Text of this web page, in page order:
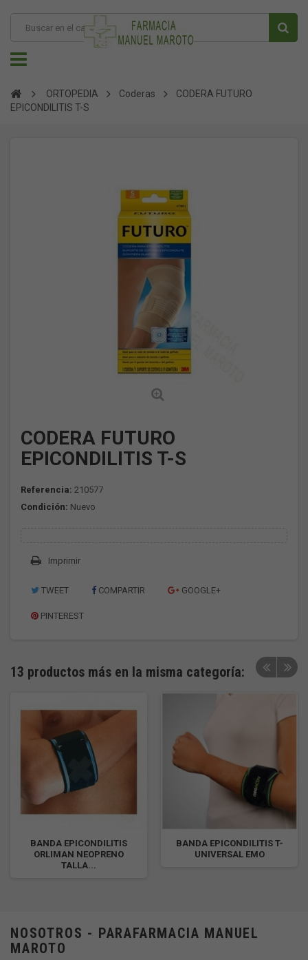
ORTOPEDIA Coderas
CODERA FUTURO
EPICONDILITIS T-S
CODERA FUTURO
EPICONDILITIS T-S
Referencia: 210577
Condición: Nuevo
Imprimir
TWEET COMPARTIR GOOGLE+
PINTEREST
13 productos más en la misma categoría:
BANDA EPICONDILITIS
ORLIMAN NEOPRENO
TALLA...
BANDA EPICONDILITIS T-
UNIVERSAL EMO
NOSOTROS - PARAFARMACIA MANUEL
MAROTO